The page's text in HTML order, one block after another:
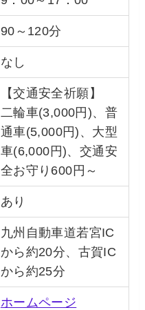
90～120分
なし
【交通安全祈願】
二輪車(3,000円)、普
通車(5,000円)、大型
車(6,000円)、交通安
全お守り600円～
あり
九州自動車道若宮IC
から約20分、古賀IC
から約25分
ホームページ